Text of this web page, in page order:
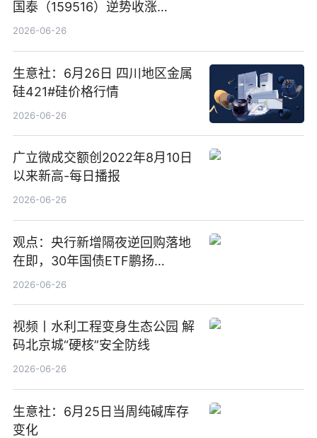
国泰（159516）逆势收涨
3.5%，近10日累计净流入超65
2026-06-26
生意社：6月26日 四川地区金属
硅421#硅价格行情
2026-06-26
广立微成交额创2022年8月10日
以来新高-每日播报
2026-06-26
观点：央行新增隔夜逆回购落地
在即，30年国债ETF鹏扬
(511090) 盘中小幅上涨
2026-06-26
视频丨水利工程变身生态公园 解
码北京城“硬核”安全防线
2026-06-26
生意社：6月25日当周纯碱库存
变化